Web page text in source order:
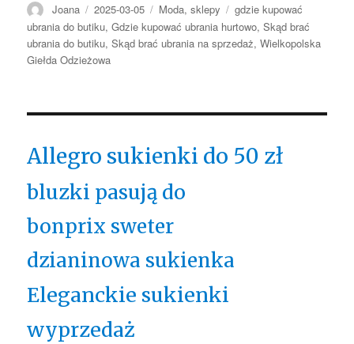
Autor
Joana Opublikowano
2025-03-05 Kategorie
Moda,sklepy Tagi
gdzie kupować
ubrania do butiku,Gdzie kupować ubrania hurtowo,Skąd brać
ubrania do butiku,Skąd brać ubrania na sprzedaż,Wielkopolska
Giełda Odzieżowa
Allegro sukienki do 50 zł
bluzki pasują do
bonprix sweter
dzianinowa sukienka
Eleganckie sukienki
wyprzedaż